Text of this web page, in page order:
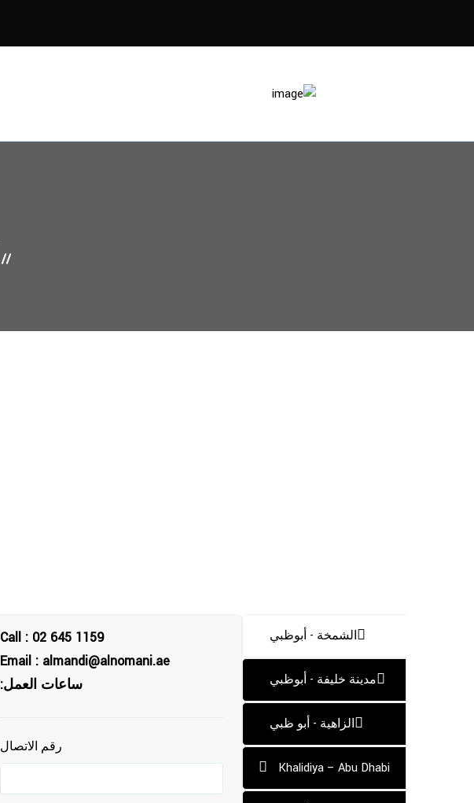
الشمخة - أبوظبي
مدينة خليفة - أبوظبي
الزاهية - أبو ظبي
Khalidiya – Abu Dhabi
Call : 02 645 1159
Email : almandi@alnomani.ae
ساعات العمل:
رقم الاتصال